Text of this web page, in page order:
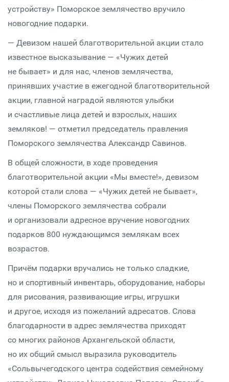
устройству» Поморское землячество вручило
новогодние подарки.
— Девизом нашей благотворительной акции стало
известное высказывание — «Чужих детей
не бывает» и для нас, членов землячества,
принявших участие в ежегодной благотворительной
акции, главной наградой являются улыбки
и счастливые лица детей и взрослых, наших
земляков! — отметил председатель правления
Поморского землячества Александр Савинов.
В общей сложности, в ходе проведения
благотворительной акции «Мы вместе!», девизом
которой стали слова — «Чужих детей не бывает»,
члены Поморского землячества собрали
и организовали адресное вручение новогодних
подарков 800 нуждающимся землякам всех
возрастов.
Причём подарки вручались не только сладкие,
но и спортивный инвентарь, оборудование, наборы
для рисования, развивающие игры, игрушки
и другое, исходя из пожеланий адресатов. Слова
благодарности в адрес землячества приходят
со многих районов Архангельской области,
но их общий смысл выразила руководитель
«Сольвычегодского центра содействия семейному